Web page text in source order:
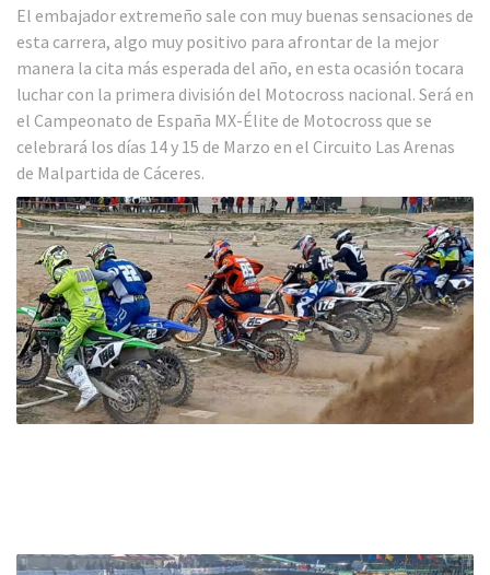
El embajador extremeño sale con muy buenas sensaciones de
esta carrera, algo muy positivo para afrontar de la mejor
manera la cita más esperada del año, en esta ocasión tocara
luchar con la primera división del Motocross nacional. Será en
el Campeonato de España MX-Élite de Motocross que se
celebrará los días 14 y 15 de Marzo en el Circuito Las Arenas
de Malpartida de Cáceres.